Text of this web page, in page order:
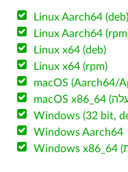
Linux Aarch64 (deb)
Linux Aarch64
Linux x64 (deb)
Linux x64 (rpm)
macOS (Aarch64/
Windows (32 bit,
Windows Aarch64